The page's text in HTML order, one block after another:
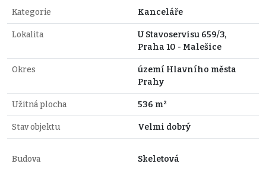
Kategorie Kanceláře
Lokalita
U Stavoservisu 659/3,
Praha 10 - Malešice
Okres
území Hlavního města
Prahy
Užitná plocha 536 m²
Stav objektu Velmi dobrý
Budova Skeletová